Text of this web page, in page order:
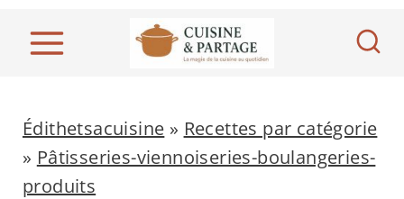
Édithetsacuisine » Recettes par catégorie
» Pâtisseries-viennoiseries-boulangeries-
produits